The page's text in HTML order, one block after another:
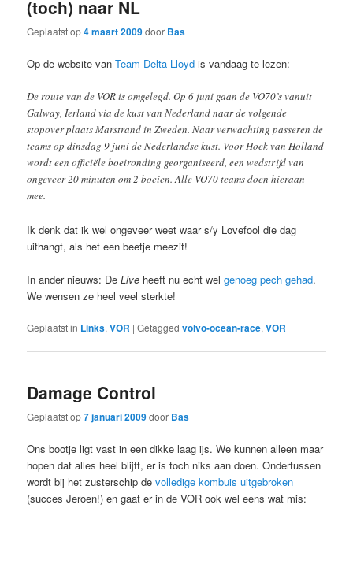
(toch) naar NL
Geplaatst op4 maart 2009door Bas
Op de website vanTeam Delta Lloyd is vandaag te lezen:
De route van de VOR is omgelegd. Op 6 juni gaan de VO70’s vanuit
Galway, Ierland via de kust van Nederland naar de volgende
stopover plaats Marstrand in Zweden. Naar verwachting passeren de
teams op dinsdag 9 juni de Nederlandse kust. Voor Hoek van Holland
wordt een officiële boeironding georganiseerd, een wedstrijd van
ongeveer 20 minuten om 2 boeien. Alle VO70 teams doen hieraan
mee.
Ik denk dat ik wel ongeveer weet waar s/y Lovefool die dag
uithangt, als het een beetje meezit!
In ander nieuws: DeLive heeft nu echt welgenoeg pech gehad.
We wensen ze heel veel sterkte!
Geplaatst in Links,VOR |Getagged volvo-ocean-race,VOR
Damage Control
Geplaatst op7 januari 2009door Bas
Ons bootje ligt vast in een dikke laag ijs. We kunnen alleen maar
hopen dat alles heel blijft, er is toch niks aan doen. Ondertussen
wordt bij het zusterschip devolledige kombuis uitgebroken
(succes Jeroen!) en gaat er in de VOR ook wel eens wat mis: